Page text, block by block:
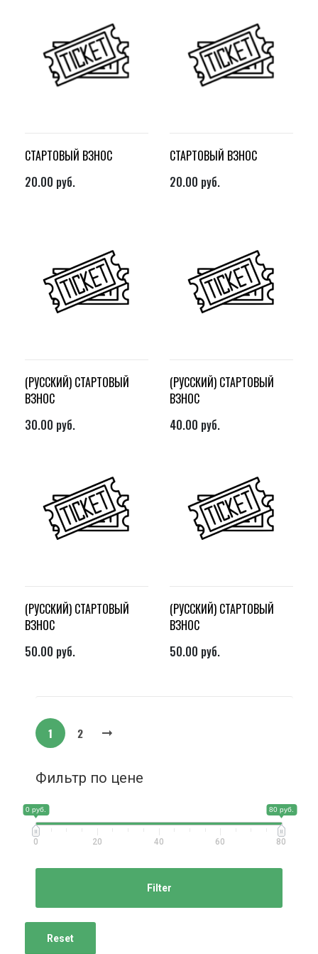
СТАРТОВЫЙ ВЗНОС
20.00 руб.
СТАРТОВЫЙ ВЗНОС
20.00 руб.
(РУССКИЙ) СТАРТОВЫЙ
ВЗНОС
30.00 руб.
(РУССКИЙ) СТАРТОВЫЙ
ВЗНОС
40.00 руб.
(РУССКИЙ) СТАРТОВЫЙ
ВЗНОС
50.00 руб.
(РУССКИЙ) СТАРТОВЫЙ
ВЗНОС
50.00 руб.
1 2
Фильтр по цене
0 руб. 80 руб.
0 20 40 60 80
Filter
Reset